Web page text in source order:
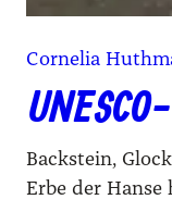
Cornelia
Backstein,
Erbe der Hanse